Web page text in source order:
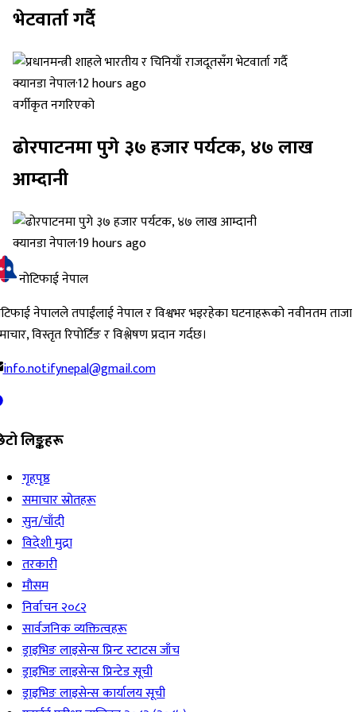
भेटवार्ता गर्दै
क्यानडा नेपाल·12 hours ago
वर्गीकृत नगरिएको
ढोरपाटनमा पुगे ३७ हजार पर्यटक, ४७ लाख
आम्दानी
क्यानडा नेपाल·19 hours ago
नोटिफाई नेपाल
नेपालले तपाईंलाई नेपाल र विश्वभर भइरहेका घटनाहरूको नवीनतम ताजा
विस्तृत रिपोर्टिङ र विश्लेषण प्रदान गर्दछ।
info.notifynepal@gmail.com
लिङ्कहरू
गृहपृष्ठ
समाचार स्रोतहरू
सुन/चाँदी
विदेशी मुद्रा
तरकारी
मौसम
निर्वाचन २०८२
सार्वजनिक व्यक्तित्वहरू
ड्राइभिङ लाइसेन्स प्रिन्ट स्टाटस जाँच
ड्राइभिङ लाइसेन्स प्रिन्टेड सूची
ड्राइभिङ लाइसेन्स कार्यालय सूची